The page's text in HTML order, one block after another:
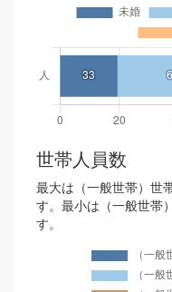
世帯人員数
最大は（一般世帯）世
す。最小は（一般世帯
す。